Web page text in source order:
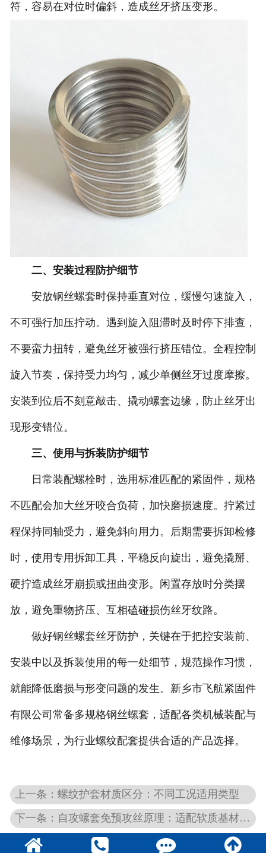
符，容易在对位时偏斜，造成丝牙挤压变形。
二、安装过程防护细节
安放钢丝螺套时保持垂直对位，缓慢匀速旋入，
不可强行加压拧动。遇到旋入阻滞时及时停下排查，
不要蛮力扭转，避免丝牙被强行挤压错位。全程控制
旋入节奏，保持受力均匀，减少单侧丝牙过度摩擦。
安装到位后不刻意敲击、撬动螺套边缘，防止丝牙出
现形变错位。
三、使用与拆装防护细节
日常装配螺栓时，选用标准匹配的紧固件，规格
不匹配会加大丝牙咬合负荷，加快磨损速度。拧紧过
程保持同轴受力，避免斜向用力。后期需要拆卸检修
时，使用专用拆卸工具，平稳反向旋出，避免撬掰、
硬拧造成丝牙崩损或扭曲变形。闲置存放时分类摆
放，避免重物挤压、互相磕碰损伤丝牙纹路。
做好钢丝螺套丝牙防护，关键在于把控安装前、
安装中以及拆装使用的每一处细节，规范操作习惯，
就能降低磨损与形变问题的发生。新乡市飞航紧固件
有限公司常备多规格钢丝螺套，适配各类机械装配与
维修场景，为行业螺纹配套提供合适的产品选择。
上一条：螺纹护套材质区分：不同工况适用类型
下一条：自攻螺套免预攻丝原理：适配软质基材的核心逻辑